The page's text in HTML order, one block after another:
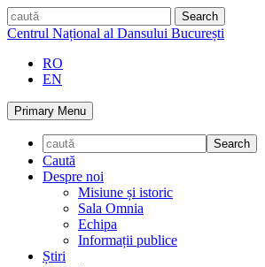
Skip
to
caută
Centrul Național al Dansului București
RO
EN
Primary Menu
Caută
Despre noi
Misiune și istoric
Sala Omnia
Echipa
Informații publice
Știri